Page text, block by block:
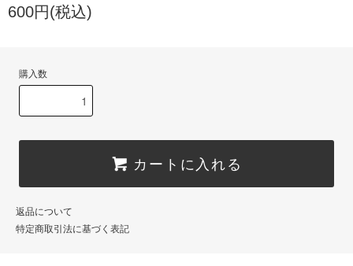
600円(税込)
購入数
カートに入れる
返品について
特定商取引法に基づく表記